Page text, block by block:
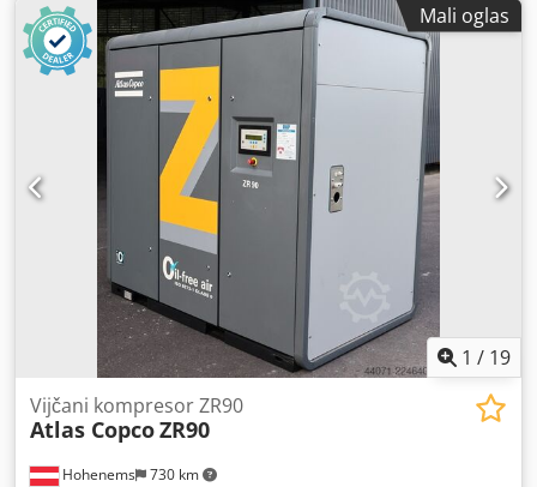
Mali oglas
1 / 19
Hohenems 730 km
Vijčani kompresor ZR90
Atlas CopcoZR90